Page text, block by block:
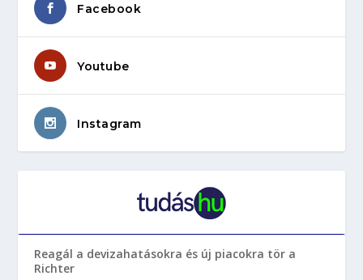
Facebook
Youtube
Instagram
Reagál a devizahatásokra és új piacokra tör a
Richter